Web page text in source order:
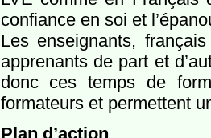
confiance en soi et
Les enseignants,
apprenants de part et
donc ces temps de
formateurs et permettent
Plan d’action